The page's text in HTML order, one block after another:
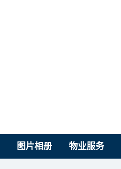
图片相册 物业服务